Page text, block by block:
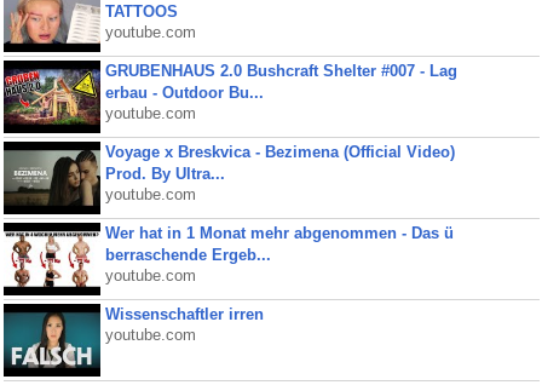
TATTOOS
youtube.com
GRUBENHAUS 2.0 Bushcraft Shelter #007 - Lag
erbau - Outdoor Bu...
youtube.com
Voyage x Breskvica - Bezimena (Official Video)
Prod. By Ultra...
youtube.com
Wer hat in 1 Monat mehr abgenommen - Das ü
berraschende Ergeb...
youtube.com
Wissenschaftler irren
youtube.com